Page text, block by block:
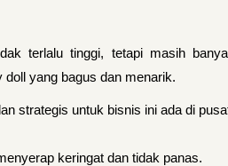
terlalu tinggi, tetapi masih
yang bagus dan menarik.
strategis untuk bisnis ini ada di
keringat dan tidak panas.